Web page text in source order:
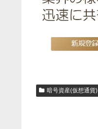
暗号資産(仮想通貨)